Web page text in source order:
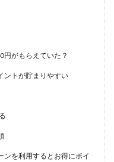
円がもらえていた？
ントが貯まりやすい
ンを利用するとお得にポイ